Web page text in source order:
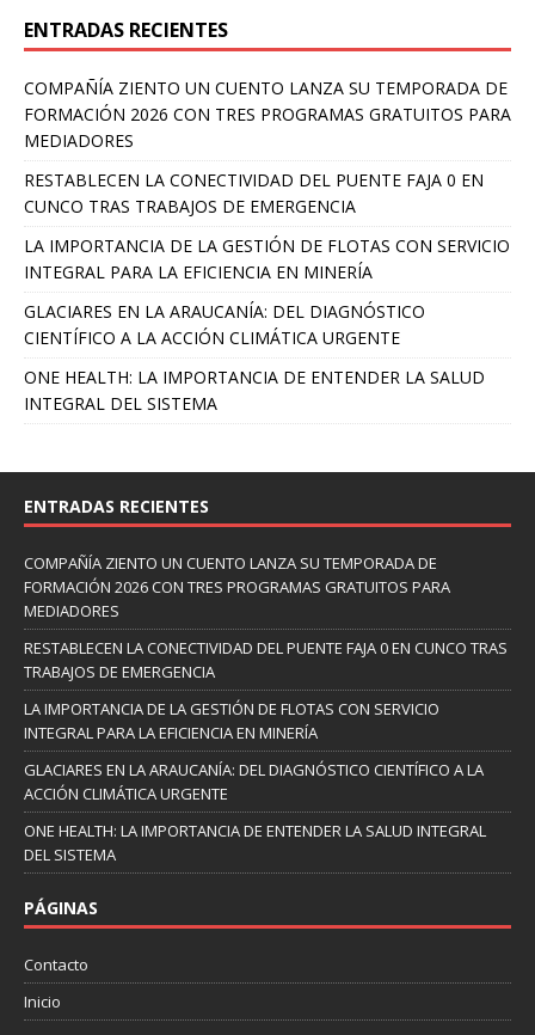
ENTRADAS RECIENTES
COMPAÑÍA ZIENTO UN CUENTO LANZA SU TEMPORADA DE
FORMACIÓN 2026 CON TRES PROGRAMAS GRATUITOS PARA
MEDIADORES
RESTABLECEN LA CONECTIVIDAD DEL PUENTE FAJA 0 EN
CUNCO TRAS TRABAJOS DE EMERGENCIA
LA IMPORTANCIA DE LA GESTIÓN DE FLOTAS CON SERVICIO
INTEGRAL PARA LA EFICIENCIA EN MINERÍA
GLACIARES EN LA ARAUCANÍA: DEL DIAGNÓSTICO
CIENTÍFICO A LA ACCIÓN CLIMÁTICA URGENTE
ONE HEALTH: LA IMPORTANCIA DE ENTENDER LA SALUD
INTEGRAL DEL SISTEMA
ENTRADAS RECIENTES
COMPAÑÍA ZIENTO UN CUENTO LANZA SU TEMPORADA DE
FORMACIÓN 2026 CON TRES PROGRAMAS GRATUITOS PARA
MEDIADORES
RESTABLECEN LA CONECTIVIDAD DEL PUENTE FAJA 0 EN CUNCO TRAS
TRABAJOS DE EMERGENCIA
LA IMPORTANCIA DE LA GESTIÓN DE FLOTAS CON SERVICIO
INTEGRAL PARA LA EFICIENCIA EN MINERÍA
GLACIARES EN LA ARAUCANÍA: DEL DIAGNÓSTICO CIENTÍFICO A LA
ACCIÓN CLIMÁTICA URGENTE
ONE HEALTH: LA IMPORTANCIA DE ENTENDER LA SALUD INTEGRAL
DEL SISTEMA
PÁGINAS
Contacto
Inicio